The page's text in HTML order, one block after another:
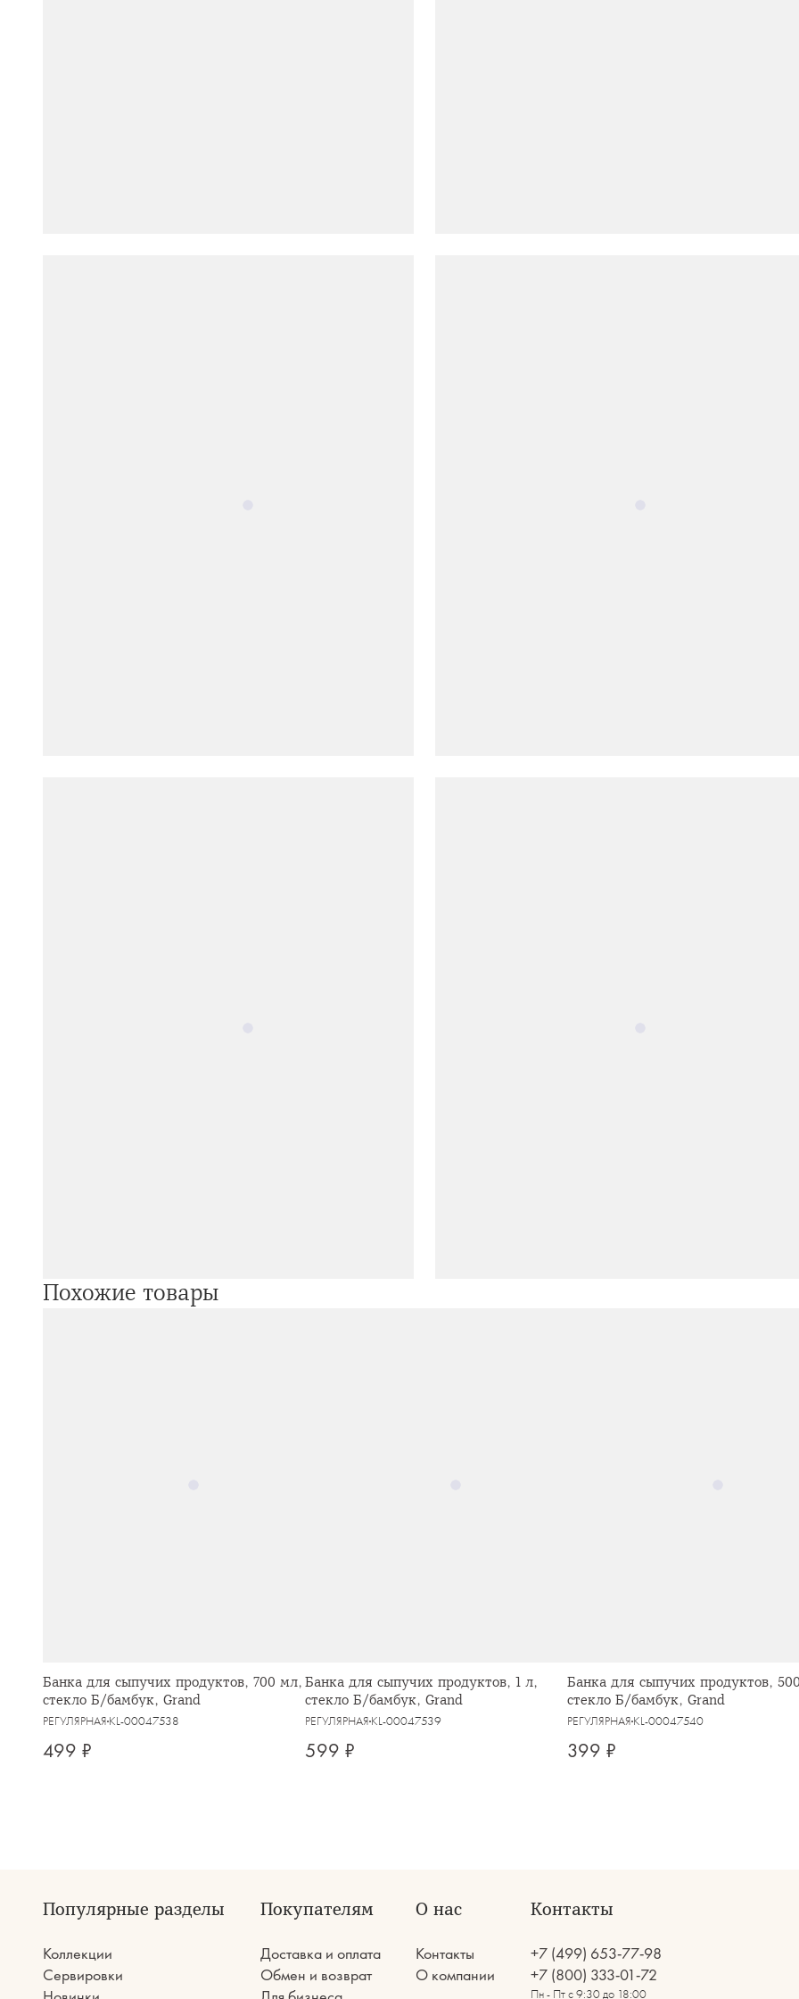
Похожие товары
Банка для сыпучих продуктов, 700 мл,
стекло Б/бамбук, Grand
РЕГУЛЯРНАЯ KL-00047538
499 ₽
Банка для сыпучих продуктов, 1 л,
стекло Б/бамбук, Grand
РЕГУЛЯРНАЯ KL-00047539
599 ₽
Банка для сыпучих продуктов,
стекло Б/бамбук, Grand
РЕГУЛЯРНАЯ KL-00047540
399 ₽
Популярные разделы
Коллекции
Сервировки
Покупателям
Доставка и оплата
Обмен и возврат
О нас
Контакты
О компании
Контакты
+7 (499) 653-77-98
+7 (800) 333-01-72
Пн - Пт с 9:30 до 18:00